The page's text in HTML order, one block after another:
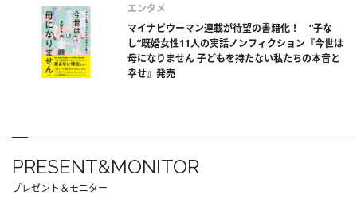
エンタメ
マイナビウーマン連載が待望の書籍化！ “子な
し”既婚女性11人の実話ノンフィクション『今世は
母になりません 子どもを持たない私たちの本音と
幸せ』発売
PRESENT&MONITOR
プレゼント＆モニター